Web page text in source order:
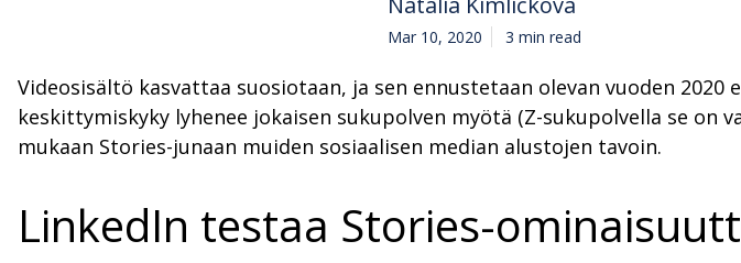
Mar 10, 2020 3 min read
Videosisältö kasvattaa suosiotaan, ja sen ennustetaan olevan vuoden
keskittymiskyky lyhenee jokaisen sukupolven myötä (Z-sukupolvella se
mukaan Stories-junaan muiden sosiaalisen median alustojen tavoin.
LinkedIn testaa Stories-